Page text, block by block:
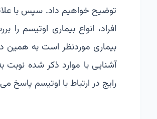
توضیح خواهیم داد. سپس با
افراد، انواع بیماری اوتیسم
بیماری موردنظر است به همین
آشنایی با موارد ذکر شده
رایج در ارتباط با اوتیسم پاسخ